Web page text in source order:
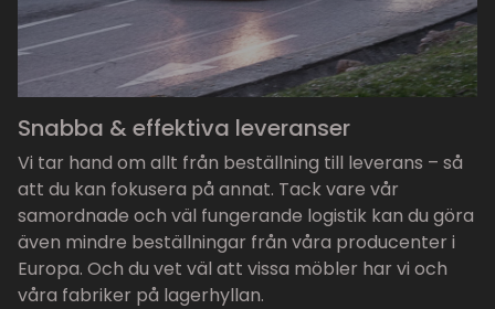
Snabba & effektiva leveranser
Vi tar hand om allt från beställning till leverans – så
att du kan fokusera på annat. Tack vare vår
samordnade och väl fungerande logistik kan du göra
även mindre beställningar från våra producenter i
Europa. Och du vet väl att vissa möbler har vi och
våra fabriker på lagerhyllan.